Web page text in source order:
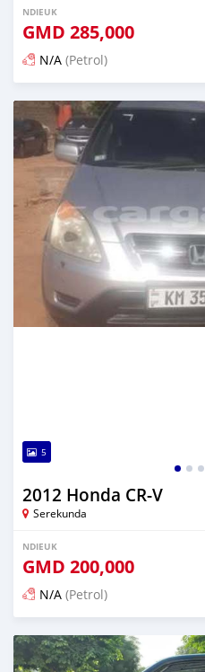
NDIEUK
GMD 285,000
N/A (Petrol)
Dougal na niou ko depuis 5 months
5
2012 Honda CR-V
Serekunda
NDIEUK
GMD 200,000
N/A (Petrol)
Dougal na niou ko depuis 7 months